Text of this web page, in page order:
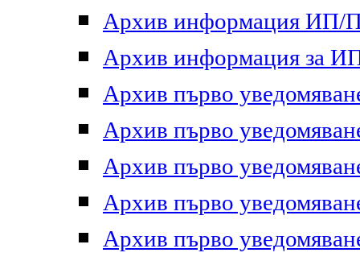
Архив информация ИП/
Архив информация за
Архив първо
Архив първо
Архив първо
Архив първо
Архив първо